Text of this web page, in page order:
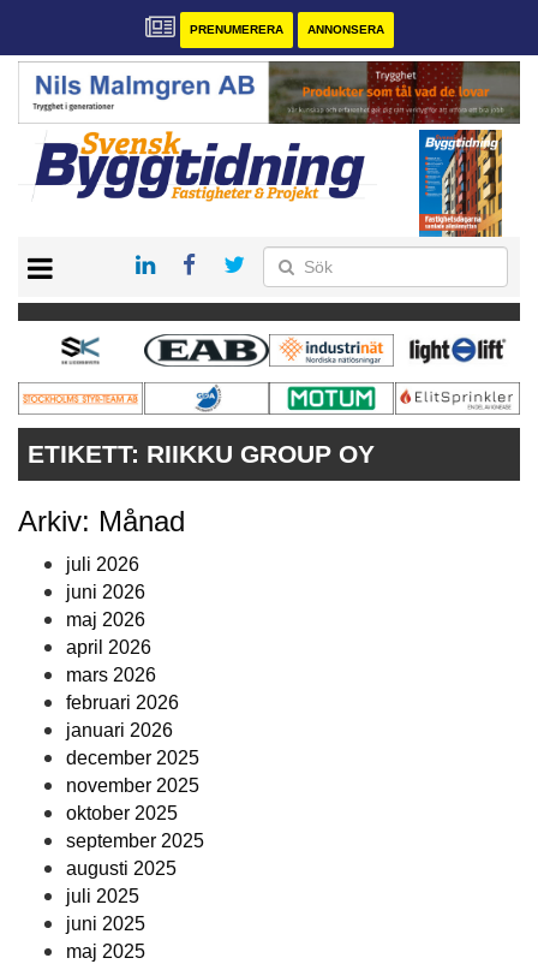
PRENUMERERA ANNONSERA
PRENUMERERA
VÅRA ANDRA MAGASIN
ANNONSERA
KONTAKT
ETIKETT: RIIKKU GROUP OY
Arkiv: Månad
juli 2026
juni 2026
maj 2026
april 2026
mars 2026
februari 2026
januari 2026
december 2025
november 2025
oktober 2025
september 2025
augusti 2025
juli 2025
juni 2025
maj 2025